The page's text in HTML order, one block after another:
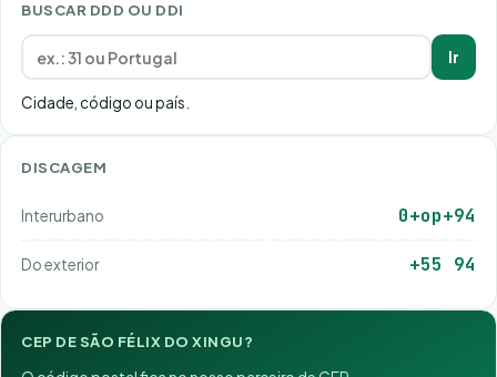
BUSCAR DDD OU DDI
Ir
Cidade, código ou país.
DISCAGEM
Interurbano 0+op+94
Do exterior +55 94
CEP DE SÃO FÉLIX DO XINGU?